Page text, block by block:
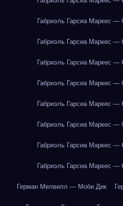
Габриэль Гарсиа Маркес —
Габриэль Гарсиа Маркес —
Габриэль Гарсиа Маркес —
Габриэль Гарсиа Маркес —
Габриэль Гарсиа Маркес —
Габриэль Гарсиа Маркес —
Габриэль Гарсиа Маркес —
Габриэль Гарсиа Маркес —
Герман Мелвилл — Моби Дик